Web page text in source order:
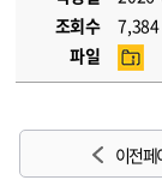
조회수
7,384
파일
이전 페